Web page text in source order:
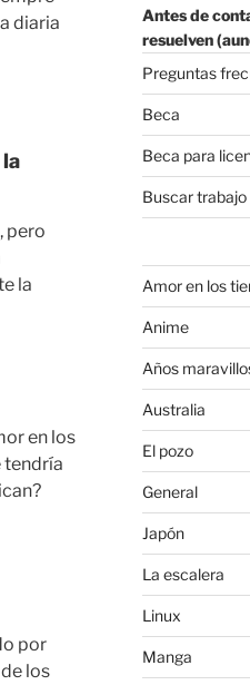
diaria
pero
la
en los
tendría
por
los
Antes de
resuelven
Preguntas
Beca
Beca para
Buscar
Amor en los
Anime
Años
Australia
El pozo
General
Japón
La escalera
Linux
Manga